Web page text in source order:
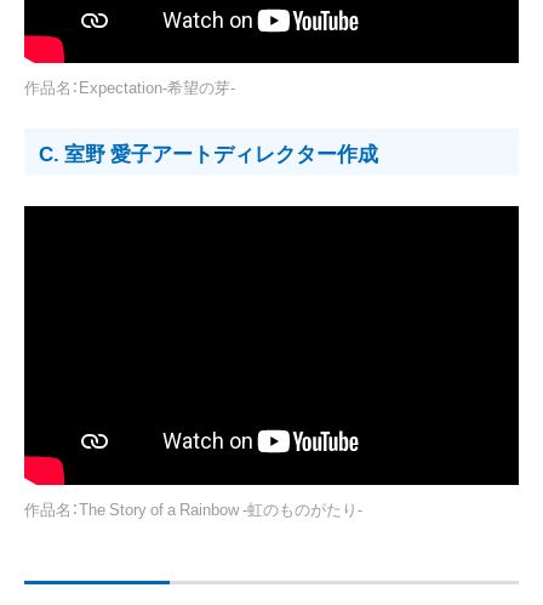
作品名：Expectation-希望の芽-
C. 室野 愛子アートディレクター作成
作品名：The Story of a Rainbow -虹のものがたり-